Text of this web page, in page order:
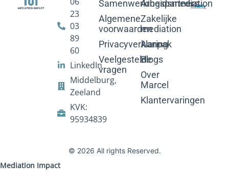
23
03
89
60
LinkedIn
Middelburg,
Zeeland
KVK:
95934839
Samenwerkingspartners
Algemene
voorwaarden
Privacyverklaring
Veelgestelde
vragen
Arbeidsmediation
Zakelijke
mediation
Aanpak
Blogs
Over
Marcel
Klantervaringen
© 2026 All rights Reserved.
Mediation Impact